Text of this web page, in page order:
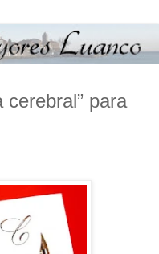
cerebral” para